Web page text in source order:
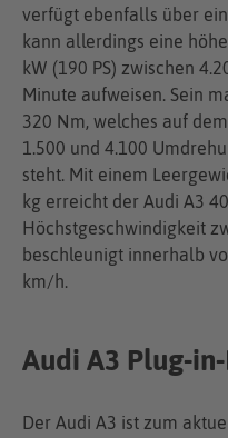
verfügt ebenfalls über
kann allerdings eine
kW (190 PS) zwischen
Minute aufweisen. Sein
320 Nm, welches auf
1.500 und 4.100
steht. Mit einem
kg erreicht der Audi A3
Höchstgeschwindigkeit
beschleunigt innerhalb
km/h.
Audi A3 Plug-
Der Audi A3 ist zum